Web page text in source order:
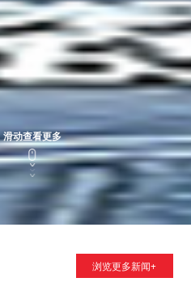
滑动查看更多
浏览更多新闻+